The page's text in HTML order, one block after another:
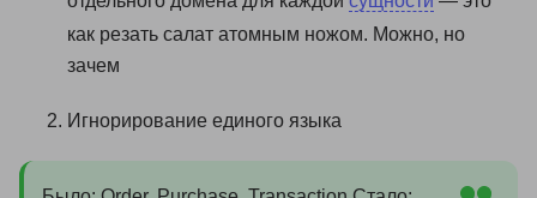
как резать салат атомным ножом. Можно, но
зачем
Игнорирование единого языка